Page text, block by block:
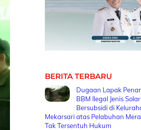
BERITA TERBARU
Dugaan Lapak
BBM Ilegal Jenis Solar
Bersubsidi di
Mekarsari atas Pelabuhan
Tak Tersentuh Hukum